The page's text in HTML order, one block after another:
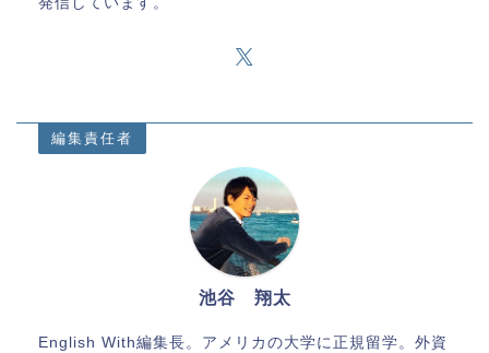
編集責任者
池谷 翔太
English With編集長。アメリカの大学に正規留学。外資